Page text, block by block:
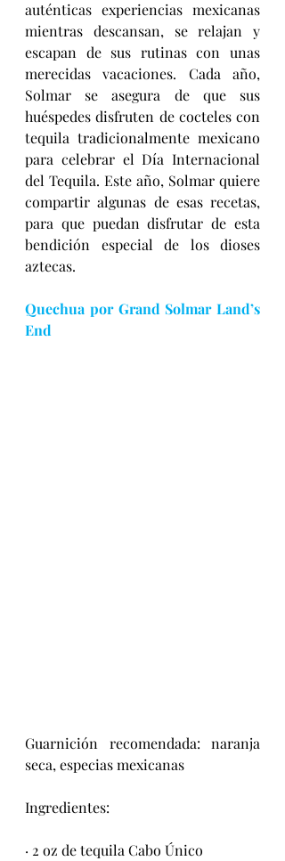
auténticas experiencias mexicanas
mientras descansan, se relajan y
escapan de sus rutinas con unas
merecidas vacaciones. Cada año,
Solmar se asegura de que sus
huéspedes disfruten de cocteles con
tequila tradicionalmente mexicano
para celebrar el Día Internacional
del Tequila. Este año, Solmar quiere
compartir algunas de esas recetas,
para que puedan disfrutar de esta
bendición especial de los dioses
aztecas.
Quechua por Grand Solmar Land’s
End
Guarnición recomendada: naranja
seca, especias mexicanas
Ingredientes:
· 2 oz de tequila Cabo Único